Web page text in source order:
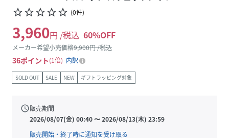
star_borderstar_borderstar_borderstar_borderstar_border (0件)
3,960円 /税込 60%OFF
メーカー希望小売価格9,900円 /税込
36ポイント 1倍 内訳
SOLD OUT SALE NEW ギフトラッピング対象
schedule販売期間
2026/08/07(金) 00:40〜2026/08/13(木) 23:59
販売開始・終了時に通知を受け取る